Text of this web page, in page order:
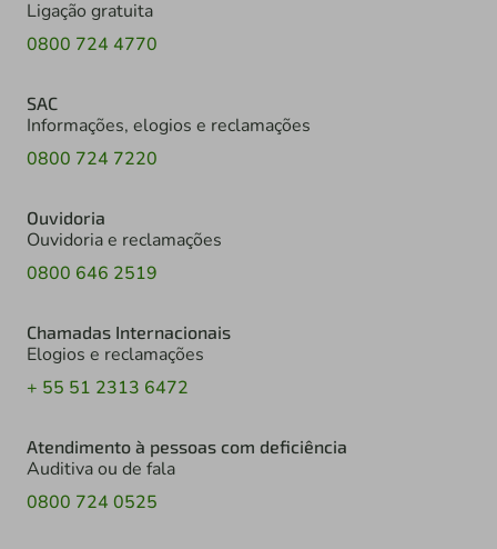
Ligação gratuita
0800 724 4770
SAC
Informações, elogios e reclamações
0800 724 7220
Ouvidoria
Ouvidoria e reclamações
0800 646 2519
Chamadas Internacionais
Elogios e reclamações
+ 55 51 2313 6472
Atendimento à pessoas com deficiência
Auditiva ou de fala
0800 724 0525